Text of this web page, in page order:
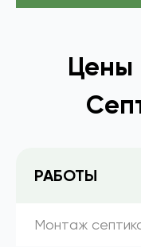
Цены
РАБОТЫ
Монтаж